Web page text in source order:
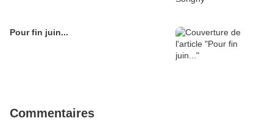
Pour fin juin...
Commentaires